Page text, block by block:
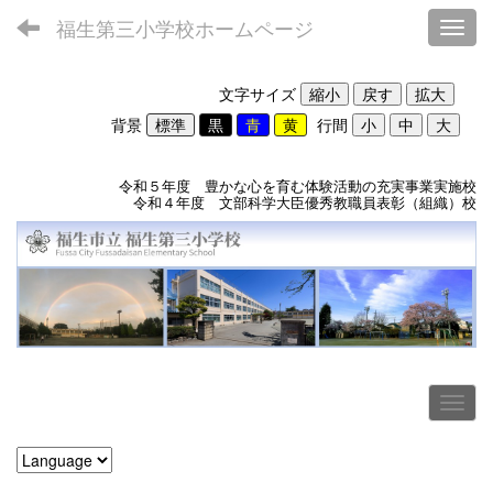
福生第三小学校ホームページ
文字サイズ
背景
行間
令和５年度 豊かな心を育む体験活動の充実事業実施校
令和４年度 文部科学大臣優秀教職員表彰（組織）校